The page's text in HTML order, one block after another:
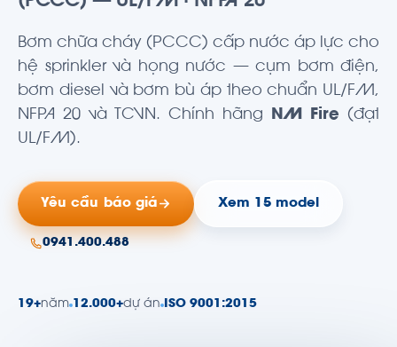
Bơm chữa cháy (PCCC) cấp nước áp lực cho
hệ sprinkler và họng nước — cụm bơm điện,
bơm diesel và bơm bù áp theo chuẩn UL/FM,
NFPA 20 và TCVN. Chính hãng NM Fire (đạt
UL/FM).
Yêu cầu báo giá Xem 15 model
0941.400.488
19+năm 12.000+dự án ISO 9001:2015